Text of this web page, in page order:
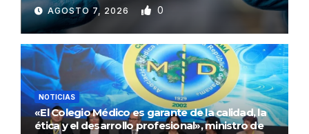
AGOSTO 7, 2026 0
NOTICIAS
«El Colegio Médico es garante de la calidad, la
ética y el desarrollo profesional», ministro de